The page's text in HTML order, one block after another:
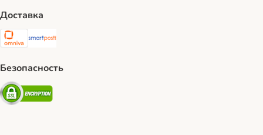
Доставка
Omniva Shipping Method
SmartPosti Shipping Method
Безопасность
Security